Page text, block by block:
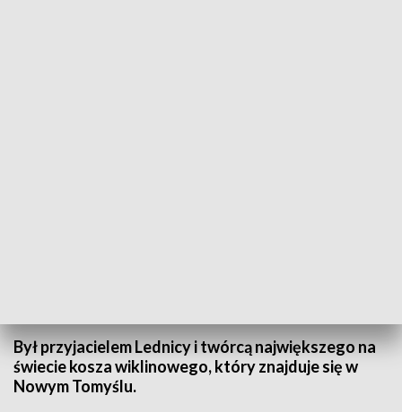
Był przyjacielem Lednicy i twórcą największego na
świecie kosza wiklinowego, który znajduje się w
Nowym Tomyślu.